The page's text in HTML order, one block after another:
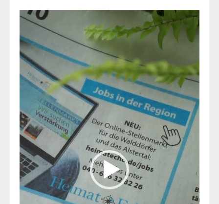
Player